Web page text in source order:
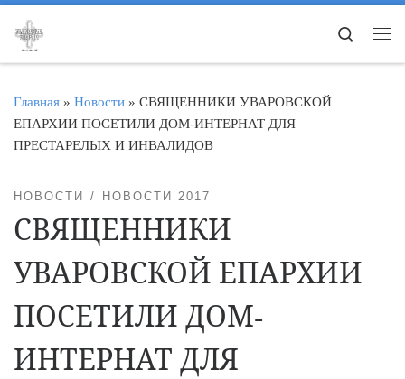
Перейти к содержимому
Search
Главная » Новости » СВЯЩЕННИКИ УВАРОВСКОЙ
ЕПАРХИИ ПОСЕТИЛИ ДОМ-ИНТЕРНАТ ДЛЯ
ПРЕСТАРЕЛЫХ И ИНВАЛИДОВ
НОВОСТИ НОВОСТИ 2017
СВЯЩЕННИКИ
УВАРОВСКОЙ ЕПАРХИИ
ПОСЕТИЛИ ДОМ-
ИНТЕРНАТ ДЛЯ